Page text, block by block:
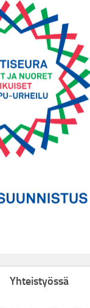
Yhteistyössä